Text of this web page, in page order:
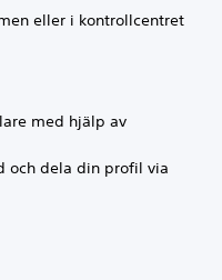
eller i kontrollcentret
med hjälp av
och dela din profil via